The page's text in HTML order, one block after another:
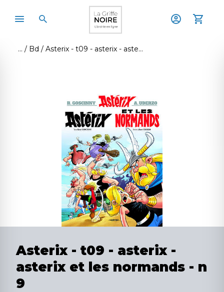
Bd Asterix - t09 - asterix - asterix et les normands - n 9
Asterix - t09 - asterix -
asterix et les normands - n
9